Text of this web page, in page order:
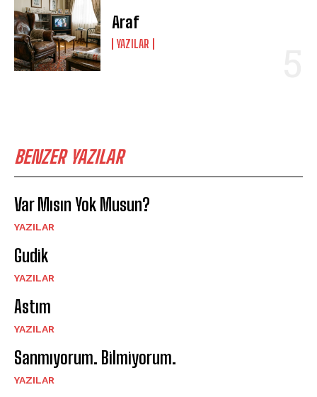
Araf
YAZILAR
BENZER YAZILAR
Var Mısın Yok Musun?
YAZILAR
Gudik
YAZILAR
Astım
YAZILAR
Sanmıyorum. Bilmiyorum.
YAZILAR